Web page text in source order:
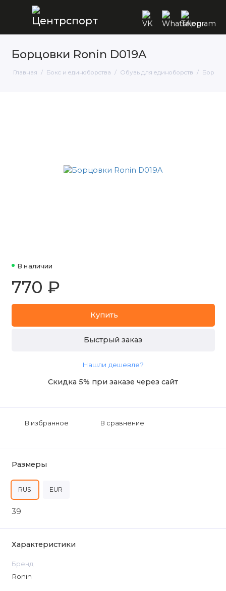
Борцовки Ronin D019A
Главная Бокс и единоборства Обувь для единоборств
В наличии
770 ₽
Купить
Быстрый заказ
Нашли дешевле?
Скидка 5% при заказе через сайт
В избранное В сравнение
Размеры
RUS EUR
39
Характеристики
Бренд
Ronin